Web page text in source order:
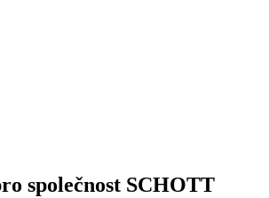
společnost SCHOTT